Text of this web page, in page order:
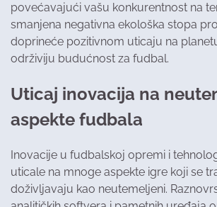
povećavajući vašu konkurentnost na
smanjena negativna ekološka stopa
doprineće pozitivnom uticaju na
održiviju budućnost za fudbal.
Uticaj inovacija na
aspekte fudbala
Inovacije u fudbalskoj opremi i
uticale na mnoge aspekte igre koji se
doživljavaju kao neutemeljeni.